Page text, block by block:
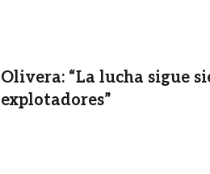
Olivera: “La lucha sigue
explotadores”